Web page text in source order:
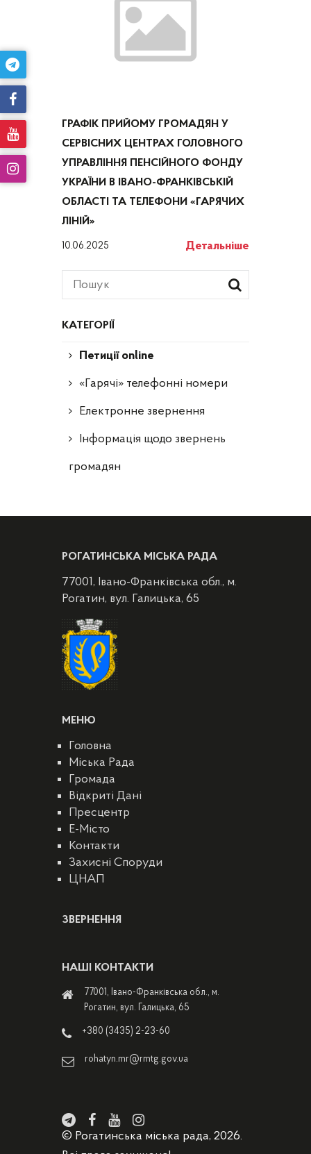
КАТЕГОРІЇ
Петиції online
«Гарячі» телефонні номери
Електронне звернення
Інформація щодо звернень
громадян
ГРАФІК ПРИЙОМУ ГРОМАДЯН У
СЕРВІСНИХ ЦЕНТРАХ ГОЛОВНОГО
УПРАВЛІННЯ ПЕНСІЙНОГО ФОНДУ
УКРАЇНИ В ІВАНО-ФРАНКІВСЬКІЙ
ОБЛАСТІ ТА ТЕЛЕФОНИ «ГАРЯЧИХ
ЛІНІЙ»
10.06.2025 Детальніше
РОГАТИНСЬКА МІСЬКА РАДА
77001, Івано-Франківська обл., м.
Рогатин, вул. Галицька, 65
МЕНЮ
Головна
Міська Рада
Громада
Відкриті Дані
Пресцентр
E-Місто
Контакти
Захисні Споруди
ЦНАП
ЗВЕРНЕННЯ
НАШІ КОНТАКТИ
77001, Івано-Франківська обл., м.
Рогатин, вул. Галицька, 65
+380 (3435) 2-23-60
rohatyn.mr@rmtg.gov.ua
© Рогатинська міська рада, 2026.